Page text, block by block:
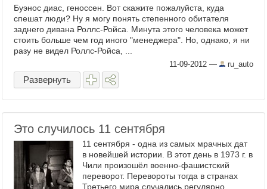
Буэнос диас, геноссен. Вот скажите пожалуйста, куда
спешат люди? Ну я могу понять степенного обитателя
заднего дивана Роллс-Ройса. Минута этого человека может
стоить больше чем год иного "менеджера". Но, однако, я ни
разу не видел Роллс-Ройса, ...
11-09-2012 — ru_auto
Развернуть
Это случилось 11 сентября
11 сентября - одна из самых мрачных дат
в новейшей истории. В этот день в 1973 г. в
Чили произошёл военно-фашистский
переворот. Перевороты тогда в странах
Третьего мира случались регулярно,